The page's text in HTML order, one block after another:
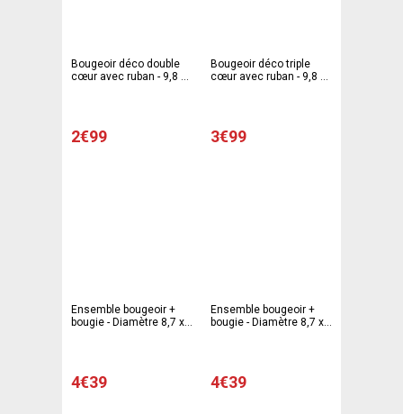
Bougeoir déco double
cœur avec ruban - 9,8 x
2€99
Bougeoir déco triple
cœur avec ruban - 9,8 x
3€99
Ensemble bougeoir +
bougie - Diamètre 8,7 x
4€39
Ensemble bougeoir +
bougie - Diamètre 8,7 x
4€39